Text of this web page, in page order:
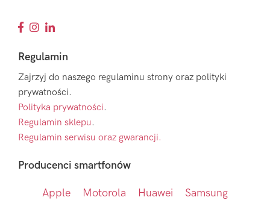
Regulamin
Zajrzyj do naszego regulaminu strony oraz polityki
prywatności.
Polityka prywatności.
Regulamin sklepu.
Regulamin serwisu oraz gwarancji.
Producenci smartfonów
Apple Motorola Huawei Samsung